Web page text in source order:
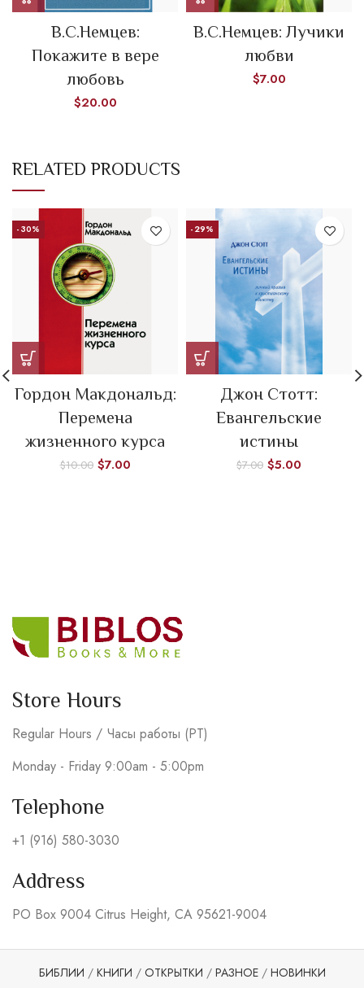
В.С.Немцев:
Покажите в вере
любовь
$20.00
В.С.Немцев: Лучики
любви
$7.00
RELATED PRODUCTS
-30%
Гордон Макдональд:
Перемена
жизненного курса
$10.00 $7.00
-29%
Джон Стотт:
Евангельские
истины
$7.00 $5.00
Store Hours
Regular Hours / Часы работы (PT)
Monday - Friday 9:00am - 5:00pm
Telephone
+1 (916) 580-3030
Address
PO Box 9004 Citrus Height, CA 95621-9004
БИБЛИИ / КНИГИ / ОТКРЫТКИ / РАЗНОЕ/ НОВИНКИ